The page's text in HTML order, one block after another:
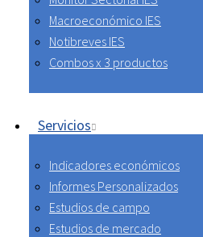
Macroeconómico IES
Notibreves IES
Combos x 3 productos
Servicios
Indicadores económicos
Informes Personalizados
Estudios de campo
Estudios de mercado